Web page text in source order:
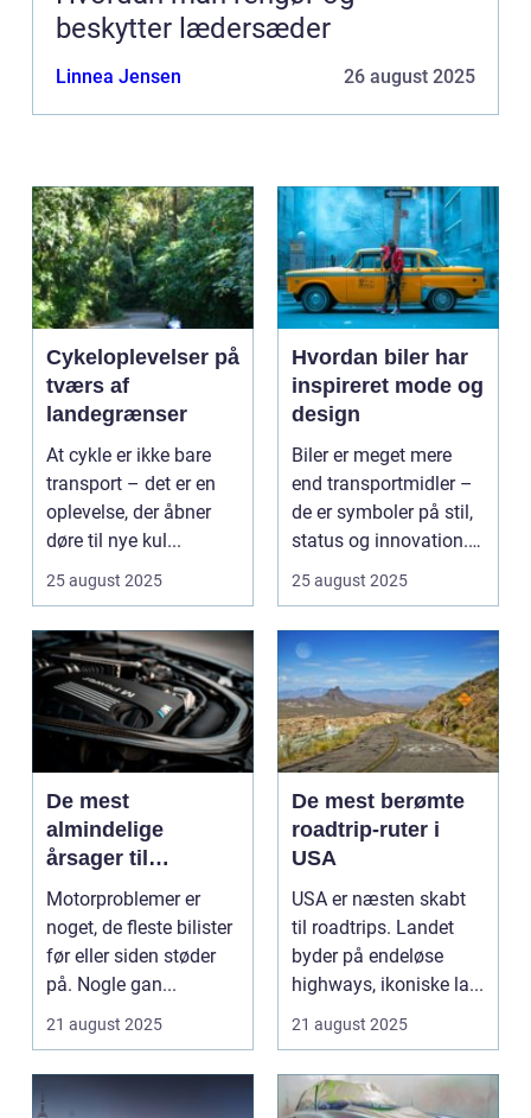
beskytter lædersæder
Linnea Jensen 26 august 2025
Cykeloplevelser på
tværs af
landegrænser
At cykle er ikke bare
transport – det er en
oplevelse, der åbner
døre til nye kul...
25 august 2025
Hvordan biler har
inspireret mode og
design
Biler er meget mere
end transportmidler –
de er symboler på stil,
status og innovation.
...
25 august 2025
De mest
almindelige
årsager til
motorproblemer
Motorproblemer er
noget, de fleste bilister
før eller siden støder
på. Nogle gan...
21 august 2025
De mest berømte
roadtrip-ruter i
USA
USA er næsten skabt
til roadtrips. Landet
byder på endeløse
highways, ikoniske la...
21 august 2025